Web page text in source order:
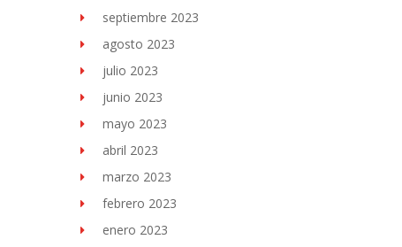
septiembre 2023
agosto 2023
julio 2023
junio 2023
mayo 2023
abril 2023
marzo 2023
febrero 2023
enero 2023